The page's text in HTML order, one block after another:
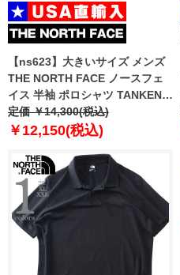
【ns623】大きいサイズ メンズ
THE NORTH FACE ノースフェ
イス 半袖 ポロシャツ TANKEN
POLO USA直輸入 nf0a2waz-g6i
定価 ￥14,300(税込)
￥12,150(税込)